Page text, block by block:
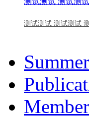
测试测试 测试测试